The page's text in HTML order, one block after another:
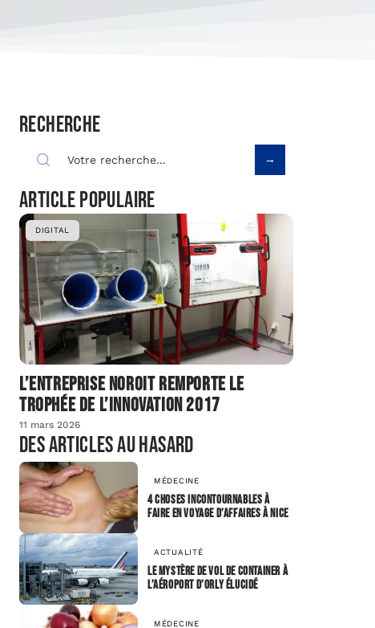
Recherche
Article populaire
DIGITAL
L’entreprise Noroit remporte le
Trophée de l’Innovation 2017
11 mars 2026
Des articles au hasard
MÉDECINE
4 choses incontournables à
faire en voyage d’affaires à Nice
ACTUALITÉ
Le mystère de vol de container à
l’aéroport d’Orly élucidé
MÉDECINE